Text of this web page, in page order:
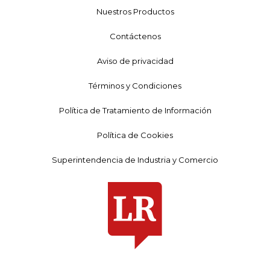
Nuestros Productos
Contáctenos
Aviso de privacidad
Términos y Condiciones
Política de Tratamiento de Información
Política de Cookies
Superintendencia de Industria y Comercio